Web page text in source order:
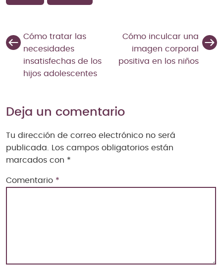
Cómo tratar las
necesidades
insatisfechas de los
hijos adolescentes
Cómo inculcar una
imagen corporal
positiva en los niños
Deja un comentario
Tu dirección de correo electrónico no será
publicada.
Los campos obligatorios están
marcados con *
Comentario *